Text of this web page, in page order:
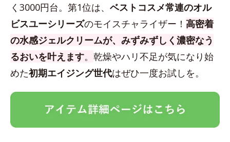
く3000円台。第1位は、 ベストコスメ常連のオル
ビスユーシリーズのモイスチャライザー！ 高密着
の水感ジェルクリームが、みずみずしく濃密なう
るおいを叶えます。 乾燥やハリ不足が気になり始
めた初期エイジング世代はぜひ一度お試しを。